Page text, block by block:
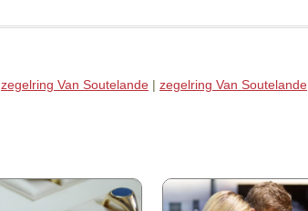
zegelring Van Soutelande | zegelring Van Soutelande